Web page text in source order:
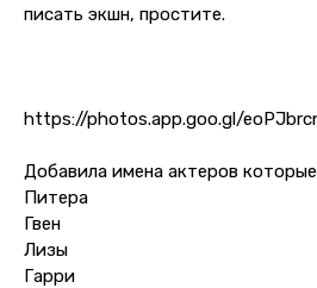
писать экшн, простите.
https://photos.app.goo.gl/
Добавила имена актеров
Питера
Гвен
Лизы
Гарри